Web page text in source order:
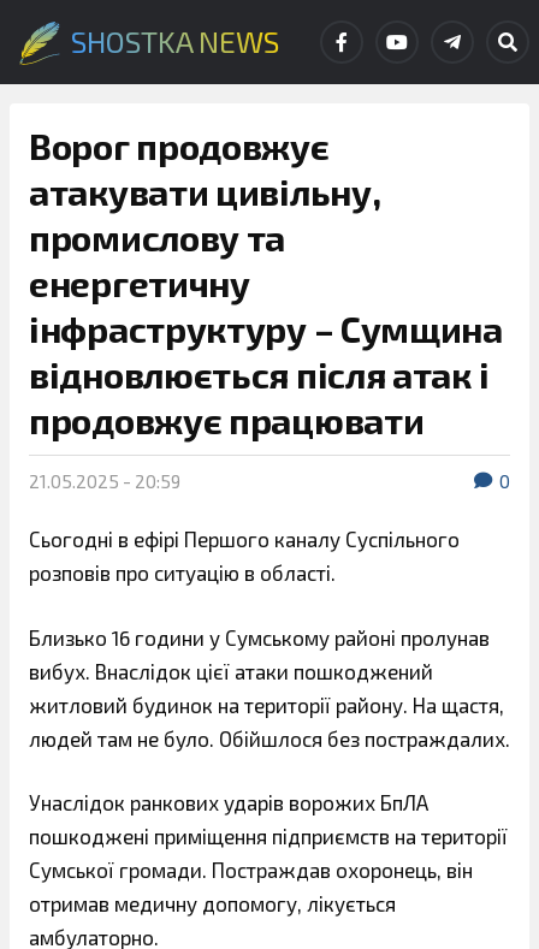
SHOSTKA NEWS
Ворог продовжує
атакувати цивільну,
промислову та
енергетичну
інфраструктуру – Сумщина
відновлюється після атак і
продовжує працювати
21.05.2025 - 20:59 0
Сьогодні в ефірі Першого каналу Суспільного
розповів про ситуацію в області.
Близько 16 години у Сумському районі пролунав
вибух. Внаслідок цієї атаки пошкоджений
житловий будинок на території району. На щастя,
людей там не було. Обійшлося без постраждалих.
Унаслідок ранкових ударів ворожих БпЛА
пошкоджені приміщення підприємств на території
Сумської громади. Постраждав охоронець, він
отримав медичну допомогу, лікується
амбулаторно.